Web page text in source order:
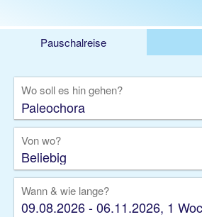
Pauschalreise
Rundreise
Kreuzfahrt
Gruppenreise
Camper
Wo soll es hin gehen?
Von wo?
Beliebig
Wann & wie lange?
09.08.2026 - 06.11.2026, 1